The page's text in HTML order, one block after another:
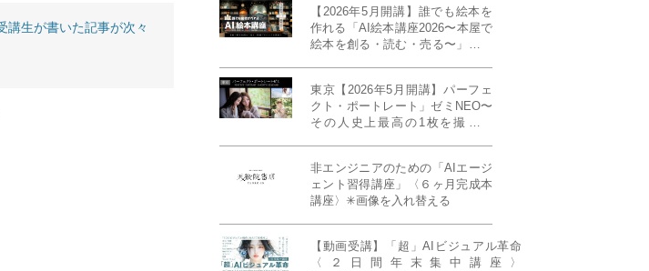
講生が書いた記事が次々
【2026年5月開講】誰でも絵本を
作れる「AI絵本講座2026〜本屋で
絵本を創る・読む・売る〜」イン
20名限定》
東京【2026年5月開講】パーフェ
クト・ポートレート」ゼミNEO〜
その人史上最高の1枚を撮る！
催）」《初参加大歓迎／12名限
定》
非エンジニアのための「AIエージ
ェント習得講座」〈６ヶ月完成本
講座〉✳︎画像を入れ替える
【動画受講】「超」AIビジュアル革命
〈２日間年末集中講座〉